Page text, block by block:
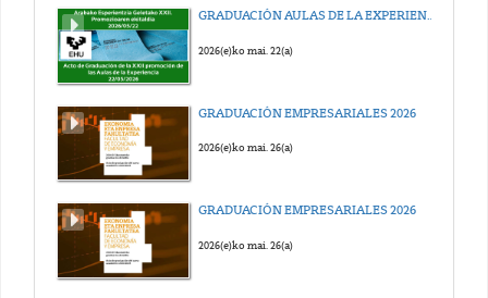
GRADUACIÓN AULAS DE LA EXPERIENCIA 2026
2026(e)ko mai. 22(a)
GRADUACIÓN EMPRESARIALES 2026
2026(e)ko mai. 26(a)
GRADUACIÓN EMPRESARIALES 2026
2026(e)ko mai. 26(a)